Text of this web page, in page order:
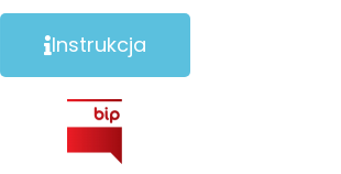
Instrukcja